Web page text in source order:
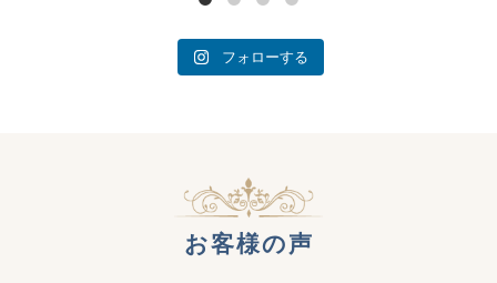
フォローする
お客様の声